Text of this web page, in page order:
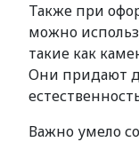
Также при
можно
такие как
Они придают
Важно умело